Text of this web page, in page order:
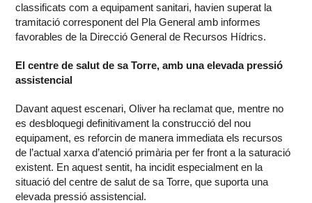
classificats com a equipament sanitari, havien superat la
tramitació corresponent del Pla General amb informes
favorables de la Direcció General de Recursos Hídrics.
El centre de salut de sa Torre, amb una elevada pressió
assistencial
Davant aquest escenari, Oliver ha reclamat que, mentre no
es desbloquegi definitivament la construcció del nou
equipament, es reforcin de manera immediata els recursos
de l’actual xarxa d’atenció primària per fer front a la saturació
existent. En aquest sentit, ha incidit especialment en la
situació del centre de salut de sa Torre, que suporta una
elevada pressió assistencial.